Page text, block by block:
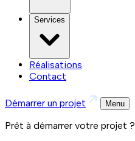
Services
Réalisations
Contact
Démarrer un projet Menu
Prêt à démarrer votre projet ?